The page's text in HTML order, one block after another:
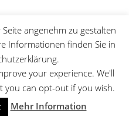
angenehm zu gestalten
Informationen finden Sie in
your experience. We'll
you can opt-out if you wish.
Mehr Information